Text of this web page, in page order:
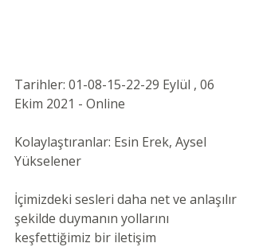
Tarihler: 01-08-15-22-29 Eylül , 06
Ekim 2021 - Online
Kolaylaştıranlar: Esin Erek, Aysel
Yükselener
İçimizdeki sesleri daha net ve anlaşılır
şekilde duymanın yollarını
keşfettiğimiz bir iletişim